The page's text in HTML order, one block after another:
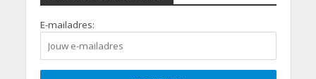
E-mailadres: